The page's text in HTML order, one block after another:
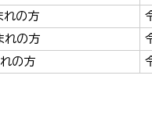
の方
の方
の方